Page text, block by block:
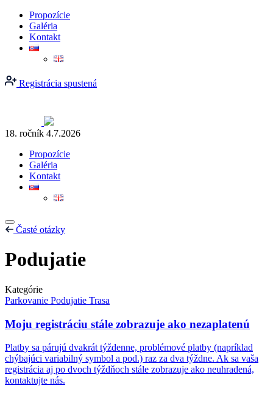
Propozície
Galéria
Kontakt
Registrácia spustená
18. ročník 4.7.2026
Propozície
Galéria
Kontakt
Časté otázky
Podujatie
Kategórie
Parkovanie Podujatie Trasa
Moju registráciu stále zobrazuje ako nezaplatenú
Platby sa párujú dvakrát týždenne, problémové platby (napríklad
chýbajúci variabilný symbol a pod.) raz za dva týždne. Ak sa vaša
registrácia aj po dvoch týždňoch stále zobrazuje ako neuhradená,
kontaktujte nás.